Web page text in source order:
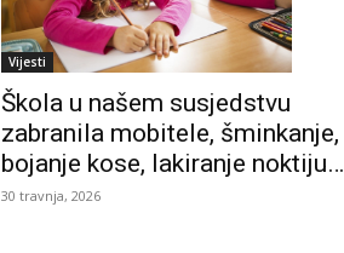
Vijesti
Škola u našem susjedstvu
zabranila mobitele, šminkanje,
bojanje kose, lakiranje noktiju…
30 travnja, 2026